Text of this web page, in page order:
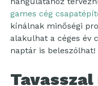
games cég
kínálnak minőségi
alakulhat a céges év
naptár is beleszólhat!